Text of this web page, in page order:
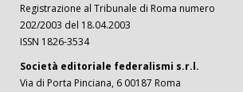
Registrazione al Tribunale di Roma numero
202/2003 del 18.04.2003
ISSN 1826-3534
Società editoriale federalismi s.r.l.
Via di Porta Pinciana, 6 00187 Roma